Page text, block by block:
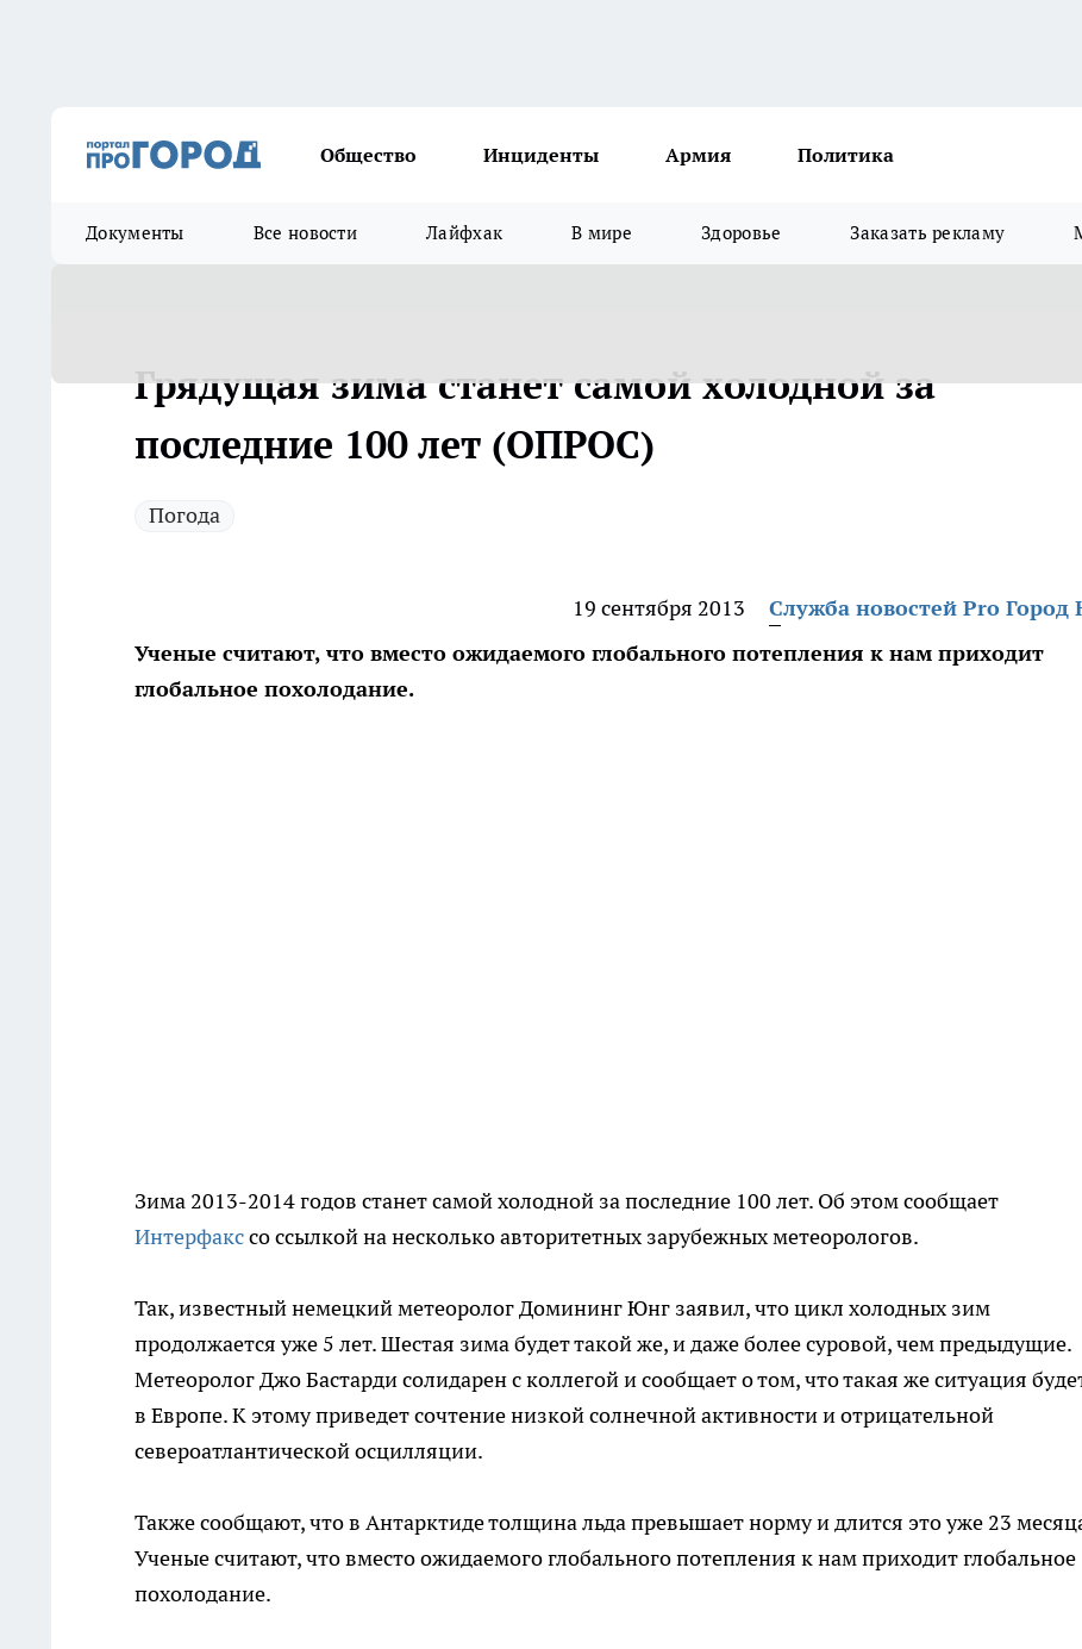
Общество Инциденты Армия Политика
Документы Все новости Лайфхак В мире Здоровье Заказать рекламу
Грядущая зима станет самой холодной за
последние 100 лет (ОПРОС)
Погода
19 сентября 2013
Служба новостей Pro Город
Ученые считают, что вместо ожидаемого глобального потепления к нам приходит
глобальное похолодание.
Зима 2013-2014 годов станет самой холодной за последние 100 лет. Об этом сообщает
Интерфакссо ссылкой на несколько авторитетных зарубежных метеорологов.
Так, известный немецкий метеоролог Домининг Юнг заявил, что цикл холодных зим
продолжается уже 5 лет. Шестая зима будет такой же, и даже более суровой, чем предыдущие.
Метеоролог Джо Бастарди солидарен с коллегой и сообщает о том, что такая же ситуация
в Европе. К этому приведет сочтение низкой солнечной активности и отрицательной
североатлантической осцилляции.
Также сообщают, что в Антарктиде толщина льда превышает норму и длится это уже 23
Ученые считают, что вместо ожидаемого глобального потепления к нам приходит глобальное
похолодание.